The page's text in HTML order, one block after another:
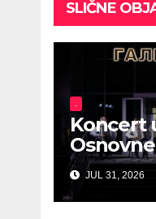
SLIČNE
.
Koncert
škole u
JUL 31, 2026